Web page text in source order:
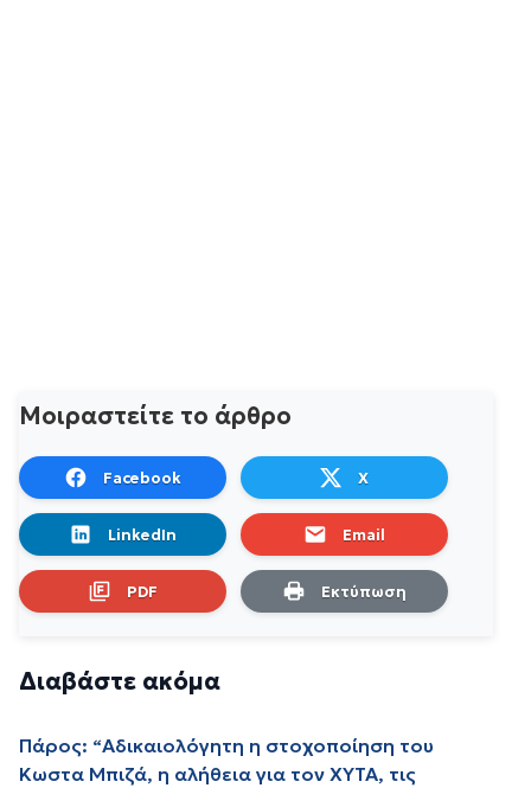
Μοιραστείτε το άρθρο
Facebook X
LinkedIn Email
PDF Εκτύπωση
Διαβάστε ακόμα
Πάρος: “Αδικαιολόγητη η στοχοποίηση του
Κωστα Μπιζά, η αλήθεια για τον ΧΥΤΑ, τις